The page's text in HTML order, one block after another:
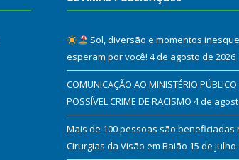
Sol, diversão e momentos
esperam por você! 4 de agosto de 2026
COMUNICAÇÃO AO MINISTÉRIO PÚBLICO
POSSÍVEL CRIME DE RACISMO 4 de
Mais de 100 pessoas são beneficiadas
Cirurgias da Visão em Baião 15 de julho